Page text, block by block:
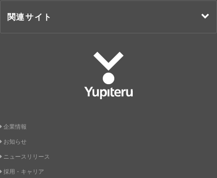
関連サイト
企業情報
お知らせ
ニュースリリース
採用・キャリア